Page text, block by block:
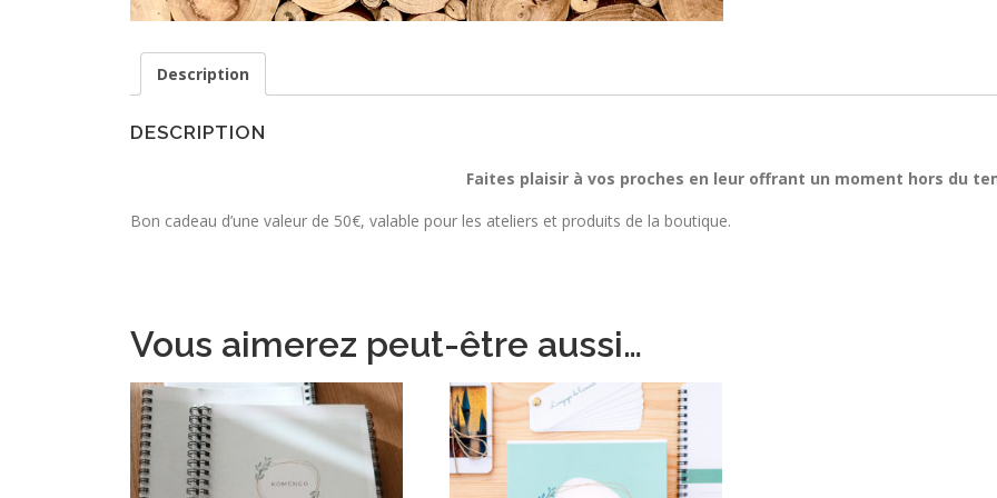
Description
DESCRIPTION
Faites plaisir à vos proches en leur offrant un moment hors du
Bon cadeau d’une valeur de 50€, valable pour les ateliers et produits de la boutique.
Vous aimerez peut-être aussi…